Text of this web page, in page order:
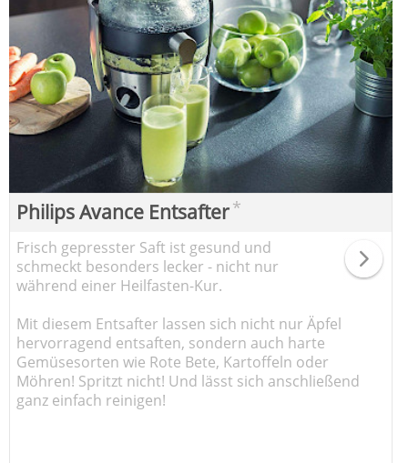
Philips Avance Entsafter*
Frisch gepresster Saft ist gesund und
schmeckt besonders lecker - nicht nur
während einer Heilfasten-Kur.
Mit diesem Entsafter lassen sich nicht nur Äpfel
hervorragend entsaften, sondern auch harte
Gemüsesorten wie Rote Bete, Kartoffeln oder
Möhren! Spritzt nicht! Und lässt sich anschließend
ganz einfach reinigen!